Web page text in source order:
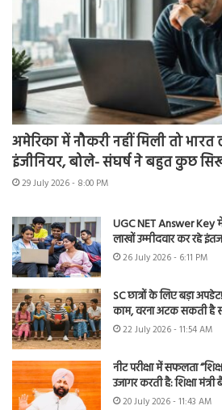
अमेरिका में नौकरी नहीं मिली तो
इंजीनियर, बोले- संघर्ष ने बहुत कुछ
29 July 2026 - 8:00 PM
UGC NET Answer Key
लाखों उम्मीदवार कर रहे
26 July 2026 - 6:11 PM
SC छात्रों के लिए बड़ा
काम, वरना अटक सकती है
22 July 2026 - 11:54 AM
नीट परीक्षा में सफलता
उजागर करती है: शिक्षा मंत्री
20 July 2026 - 11:43 AM